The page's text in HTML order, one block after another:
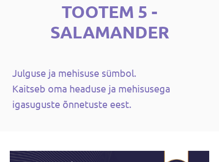
TOOTEM 5 -
SALAMANDER
Julguse ja mehisuse sümbol.
Kaitseb oma headuse ja mehisusega
igasuguste õnnetuste eest.